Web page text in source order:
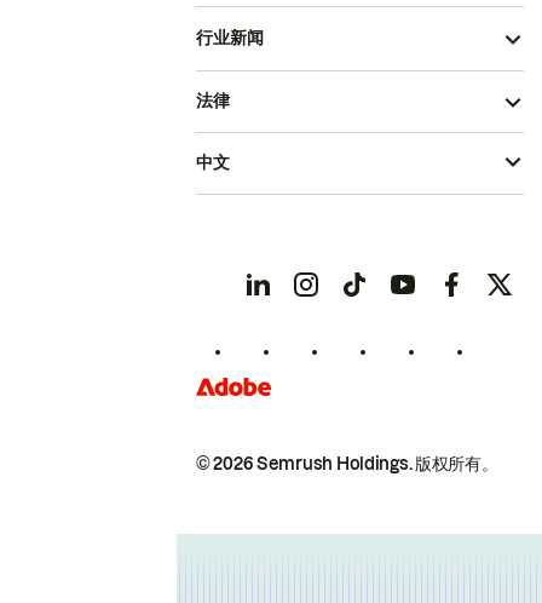
行业新闻
© 2026 Semrush Holdings.版权所有。
法律
中文